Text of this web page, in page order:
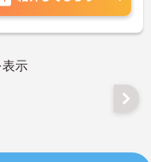
示